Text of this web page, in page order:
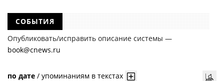
СОБЫТИЯ
Опубликовать/исправить описание системы —
book@cnews.ru
по дате / упоминаниям в текстах